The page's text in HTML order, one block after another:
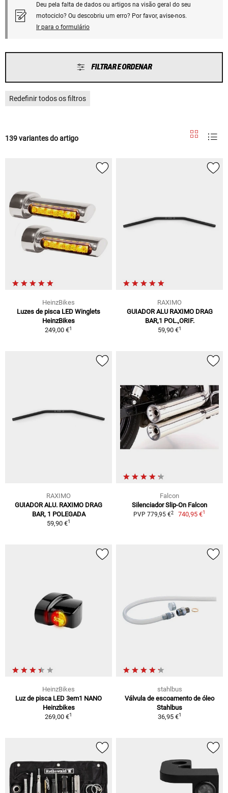
Deu pela falta de dados ou artigos na visão geral do seu
motociclo? Ou descobriu um erro? Por favor, avise-nos.
Ir para o formulário
FILTRAR E ORDENAR
Redefinir todos os filtros
139 variantes do artigo
HeinzBikes
Luzes de pisca LED Winglets
HeinzBikes
249,00 €1
RAXIMO
GUIADOR ALU RAXIMO DRAG
BAR,1 POL.,ORIF.
59,90 €1
RAXIMO
GUIADOR ALU. RAXIMO DRAG
BAR, 1 POLEGADA
59,90 €1
Falcon
Silenciador Slip-On Falcon
PVP 779,95 €2 740,95 €1
HeinzBikes
Luz de pisca LED 3em1 NANO
Heinzbikes
269,00 €1
stahlbus
Válvula de escoamento de óleo
Stahlbus
36,95 €1